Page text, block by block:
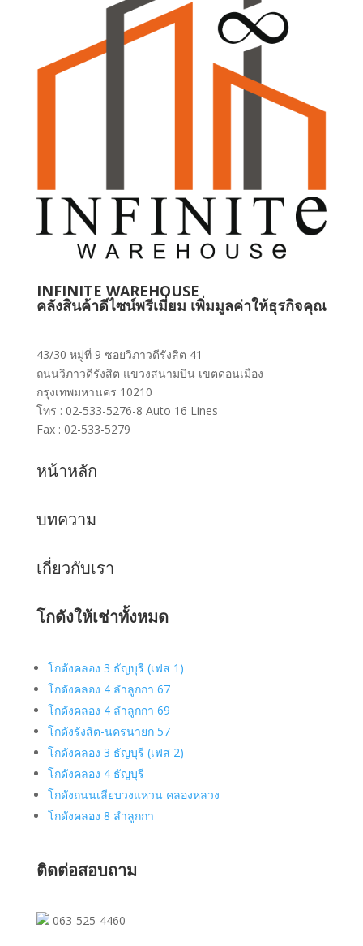
INFINITE WAREHOUSE
คลังสินค้าดีไซน์พรีเมี่ยม เพิ่มมูลค่าให้ธุรกิจคุณ
43/30 หมู่ที่ 9 ซอยวิภาวดีรังสิต 41
ถนนวิภาวดีรังสิต แขวงสนามบิน เขตดอนเมือง
กรุงเทพมหานคร 10210
โทร : 02-533-5276-8 Auto 16 Lines
Fax : 02-533-5279
หน้าหลัก
บทความ
เกี่ยวกับเรา
โกดังให้เช่าทั้งหมด
โกดังคลอง 3 ธัญบุรี (เฟส 1)
โกดังคลอง 4 ลำลูกกา 67
โกดังคลอง 4 ลำลูกกา 69
โกดังรังสิต-นครนายก 57
โกดังคลอง 3 ธัญบุรี (เฟส 2)
โกดังคลอง 4 ธัญบุรี
โกดังถนนเลียบวงแหวน คลองหลวง
โกดังคลอง 8 ลำลูกกา
ติดต่อสอบถาม
063-525-4460